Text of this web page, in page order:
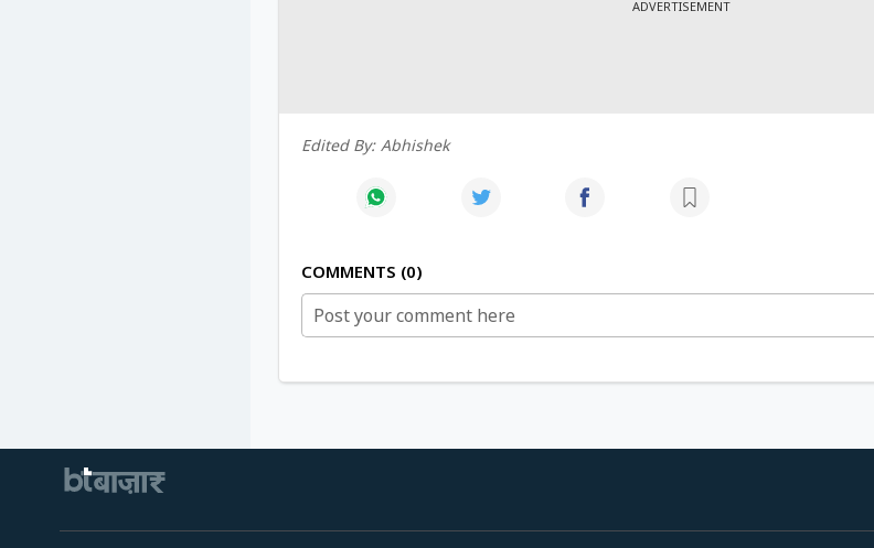
ADVERTISEMENT
Edited By: Abhishek
COMMENTS 0